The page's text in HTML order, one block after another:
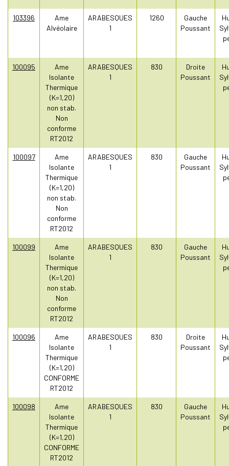
103396
Ame
Alvéolaire
ARABESQUES
1
1260
Gauche
Poussant
100095
Ame
Isolante
Thermique
(K=1,20)
non stab.
Non
conforme
RT2012
ARABESQUES
1
830
Droite
Poussant
100097
Ame
Isolante
Thermique
(K=1,20)
non stab.
Non
conforme
RT2012
ARABESQUES
1
830
Gauche
Poussant
100099
Ame
Isolante
Thermique
(K=1,20)
non stab.
Non
conforme
RT2012
ARABESQUES
1
830
Gauche
Poussant
100096
Ame
Isolante
Thermique
(K=1,20)
CONFORME
RT2012
ARABESQUES
1
830
Droite
Poussant
100098
Ame
Isolante
Thermique
(K=1,20)
CONFORME
RT2012
ARABESQUES
1
830
Gauche
Poussant